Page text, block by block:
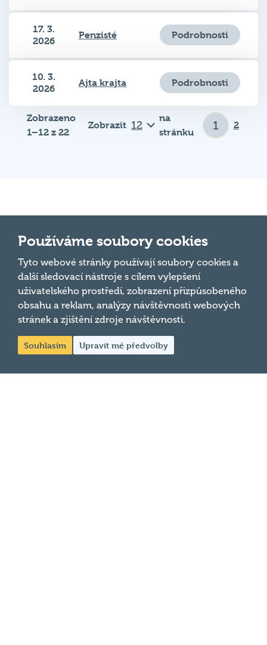
17. 3.
2026
Penzisté Podrobnosti
10. 3.
2026
Ajta krajta Podrobnosti
Zobrazeno
1–12 z 22
Zobrazit
na
stránku
2
Hospodský
kvíz
je týmová
vědomostní
probíhající v
podniků po celé
Důležité odkazy
Pravidla kvízu
Chci hrát
Chci kvíz ve svém podniku
Chci moderovat
Používáme soubory cookies
Tyto webové stránky používají soubory cookies a
další sledovací nástroje s cílem vylepšení
uživatelského prostředí, zobrazení přizpůsobeného
obsahu a reklam, analýzy návštěvnosti webových
stránek a zjištění zdroje návštěvnosti.
Souhlasím Upravit mé předvolby